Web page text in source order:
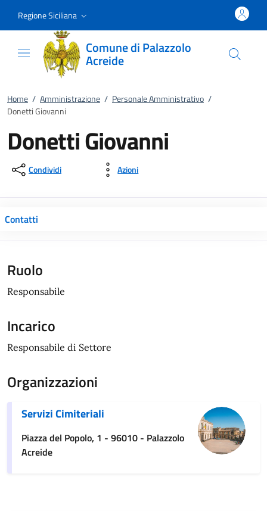
Regione Siciliana
Comune di Palazzolo
Acreide
Home / Amministrazione / Personale Amministrativo /
Donetti Giovanni
Donetti Giovanni
Condividi Azioni
Contatti
Ruolo
Responsabile
Incarico
Responsabile di Settore
Organizzazioni
Servizi Cimiteriali
Piazza del Popolo, 1 - 96010 - Palazzolo
Acreide